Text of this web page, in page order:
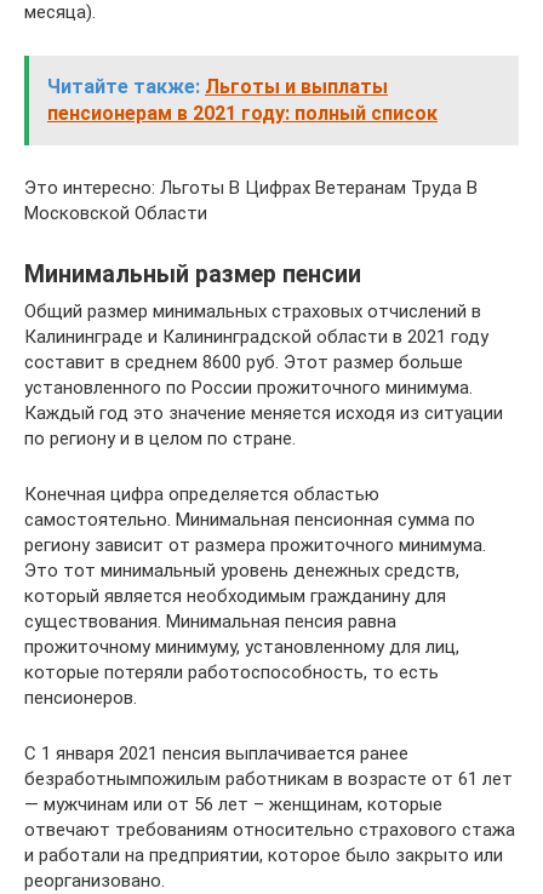
месяца).
Читайте также: Льготы и выплаты
пенсионерам в 2021 году: полный список
Это интересно: Льготы В Цифрах Ветеранам Труда В
Московской Области
Минимальный размер пенсии
Общий размер минимальных страховых отчислений в
Калининграде и Калининградской области в 2021 году
составит в среднем 8600 руб. Этот размер больше
установленного по России прожиточного минимума.
Каждый год это значение меняется исходя из ситуации
по региону и в целом по стране.
Конечная цифра определяется областью
самостоятельно. Минимальная пенсионная сумма по
региону зависит от размера прожиточного минимума.
Это тот минимальный уровень денежных средств,
который является необходимым гражданину для
существования. Минимальная пенсия равна
прожиточному минимуму, установленному для лиц,
которые потеряли работоспособность, то есть
пенсионеров.
С 1 января 2021 пенсия выплачивается ранее
безработнымпожилым работникам в возрасте от 61 лет
— мужчинам или от 56 лет – женщинам, которые
отвечают требованиям относительно страхового стажа
и работали на предприятии, которое было закрыто или
реорганизовано.